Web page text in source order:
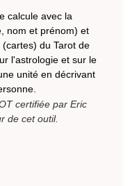
calcule avec la
nom et prénom) et
du Tarot de
l'astrologie et sur le
unité en décrivant
certifiée par Eric
de cet outil.